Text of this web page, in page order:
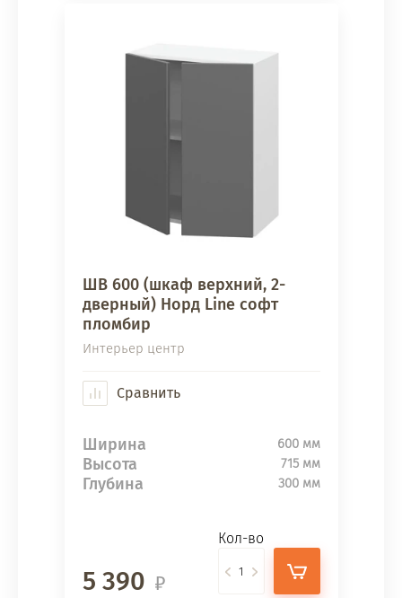
ШВ 600 (шкаф верхний, 2-
дверный) Норд Line софт
пломбир
Интерьер центр
Сравнить
Ширина 600 мм
Высота 715 мм
Глубина 300 мм
5 390
Кол-во